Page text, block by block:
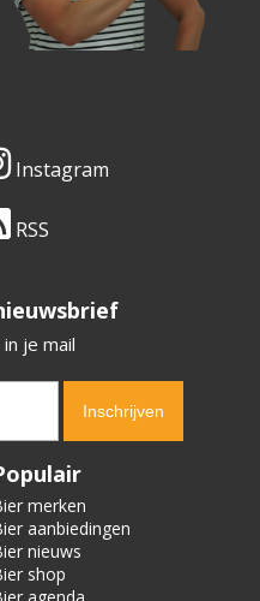
Instagram
RSS
je mail
merken
aanbiedingen
nieuws
shop